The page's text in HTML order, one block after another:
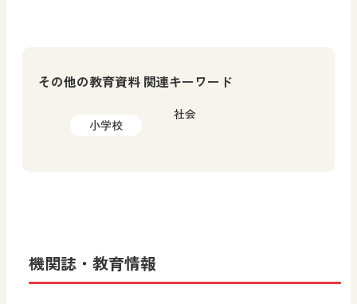
その他の教育資料 関連キーワード
小学校
社会
機関誌・教育情報